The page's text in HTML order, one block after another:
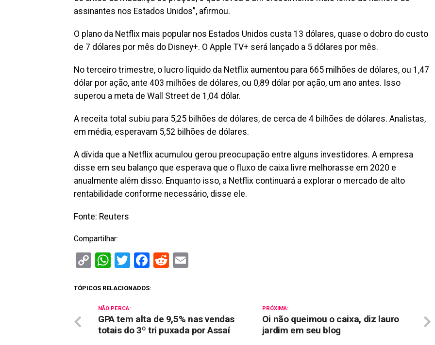
assinantes nos Estados Unidos”, afirmou.
O plano da Netflix mais popular nos Estados Unidos custa 13 dólares, quase o dobro do custo
de 7 dólares por mês do Disney+. O Apple TV+ será lançado a 5 dólares por mês.
No terceiro trimestre, o lucro líquido da Netflix aumentou para 665 milhões de dólares, ou 1,47
dólar por ação, ante 403 milhões de dólares, ou 0,89 dólar por ação, um ano antes. Isso
superou a meta de Wall Street de 1,04 dólar.
A receita total subiu para 5,25 bilhões de dólares, de cerca de 4 bilhões de dólares. Analistas,
em média, esperavam 5,52 bilhões de dólares.
A dívida que a Netflix acumulou gerou preocupação entre alguns investidores. A empresa
disse em seu balanço que esperava que o fluxo de caixa livre melhorasse em 2020 e
anualmente além disso. Enquanto isso, a Netflix continuará a explorar o mercado de alto
rentabilidade conforme necessário, disse ele.
Fonte: Reuters
Compartilhar:
CopyWhatsApp
Twitter
Facebook
Reddit
TÓPICOS RELACIONADOS:
PRÓXIMA:
Oi não queimou o caixa, diz lauro
jardim em seu blog
NÃO PERCA:
GPA tem alta de 9,5% nas vendas
totais do 3º tri puxada por Assaí